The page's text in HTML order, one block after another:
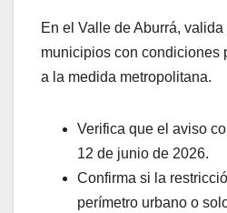
En el Valle de Aburrá,
municipios con condiciones
a la medida metropolitana.
Verifica que el aviso
12 de junio de 2026.
Confirma si la
perímetro urbano o